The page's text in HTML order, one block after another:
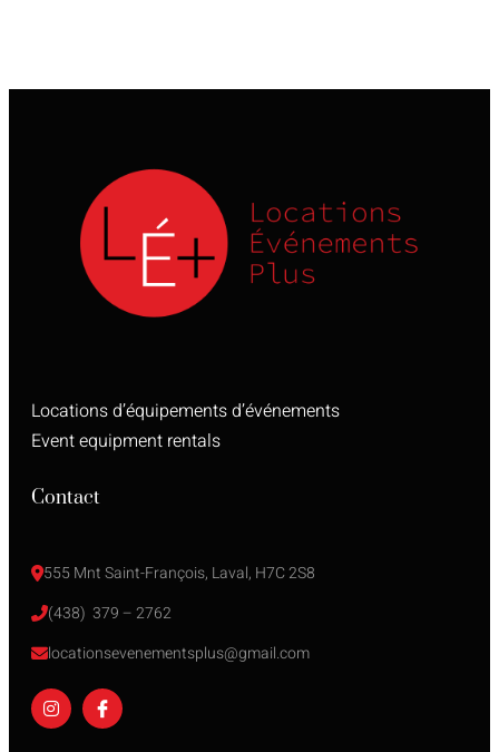
Locations d’équipements d’événements
Event equipment rentals
Contact
555 Mnt Saint-François, Laval, H7C 2S8
(438)  379 – 2762
locationsevenementsplus@gmail.com